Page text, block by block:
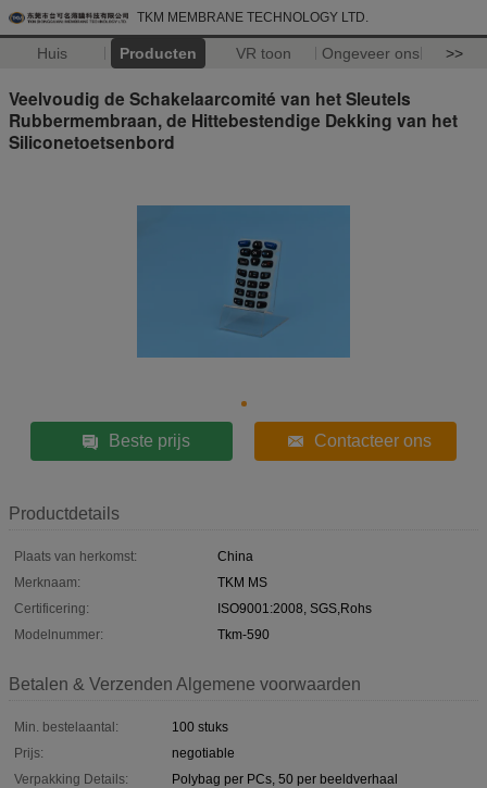
TKM MEMBRANE TECHNOLOGY LTD.
Huis Producten VR toon Ongeveer ons >>
Veelvoudig de Schakelaarcomité van het Sleutels
Rubbermembraan, de Hittebestendige Dekking van het
Siliconetoetsenbord
Beste prijs Contacteer ons
Productdetails
Plaats van herkomst:
China
Merknaam:
TKM MS
Certificering:
ISO9001:2008, SGS,Rohs
Modelnummer:
Tkm-590
Betalen & Verzenden Algemene voorwaarden
Min. bestelaantal:
100 stuks
Prijs:
negotiable
Verpakking Details:
Polybag per PCs, 50 per beeldverhaal